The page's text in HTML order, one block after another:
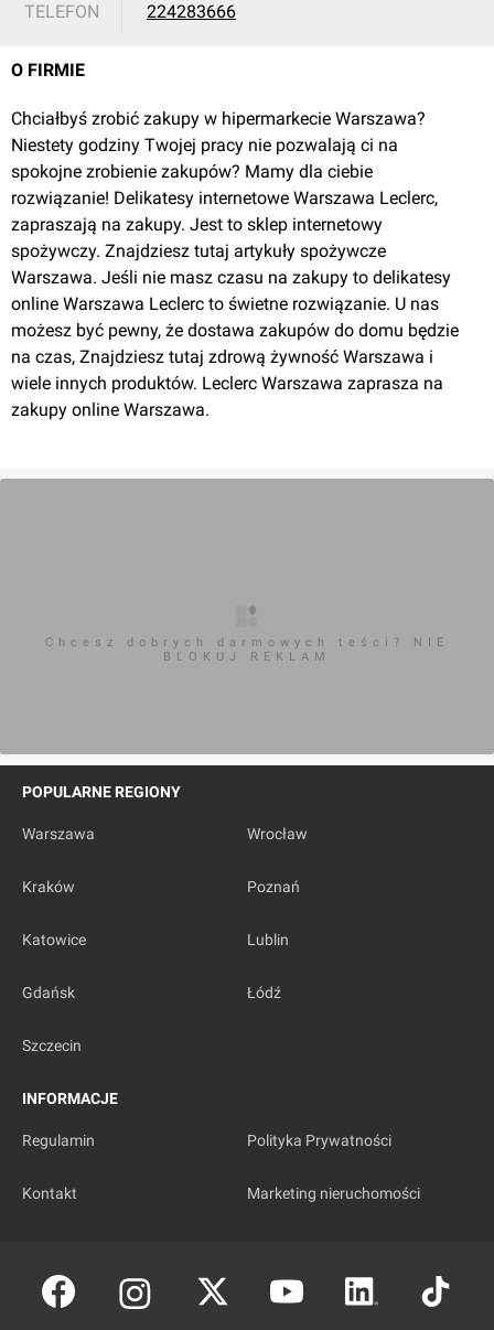
TELEFON 224283666
O FIRMIE
Chciałbyś zrobić zakupy w hipermarkecie Warszawa?
Niestety godziny Twojej pracy nie pozwalają ci na
spokojne zrobienie zakupów? Mamy dla ciebie
rozwiązanie! Delikatesy internetowe Warszawa Leclerc,
zapraszają na zakupy. Jest to sklep internetowy
spożywczy. Znajdziesz tutaj artykuły spożywcze
Warszawa. Jeśli nie masz czasu na zakupy to delikatesy
online Warszawa Leclerc to świetne rozwiązanie. U nas
możesz być pewny, że dostawa zakupów do domu będzie
na czas, Znajdziesz tutaj zdrową żywność Warszawa i
wiele innych produktów. Leclerc Warszawa zaprasza na
zakupy online Warszawa.
Chcesz dobrych darmowych teści? NIE
BLOKUJ REKLAM
POPULARNE REGIONY
Warszawa Wrocław
Kraków Poznań
Katowice Lublin
Gdańsk Łódź
Szczecin
INFORMACJE
Regulamin Polityka Prywatności
Kontakt Marketing nieruchomości